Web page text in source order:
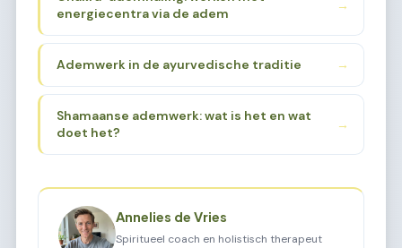
energiecentra via de adem
→
Ademwerk in de ayurvedische traditie →
Shamaanse ademwerk: wat is het en wat
doet het?
→
Annelies de Vries
Spiritueel coach en holistisch therapeut